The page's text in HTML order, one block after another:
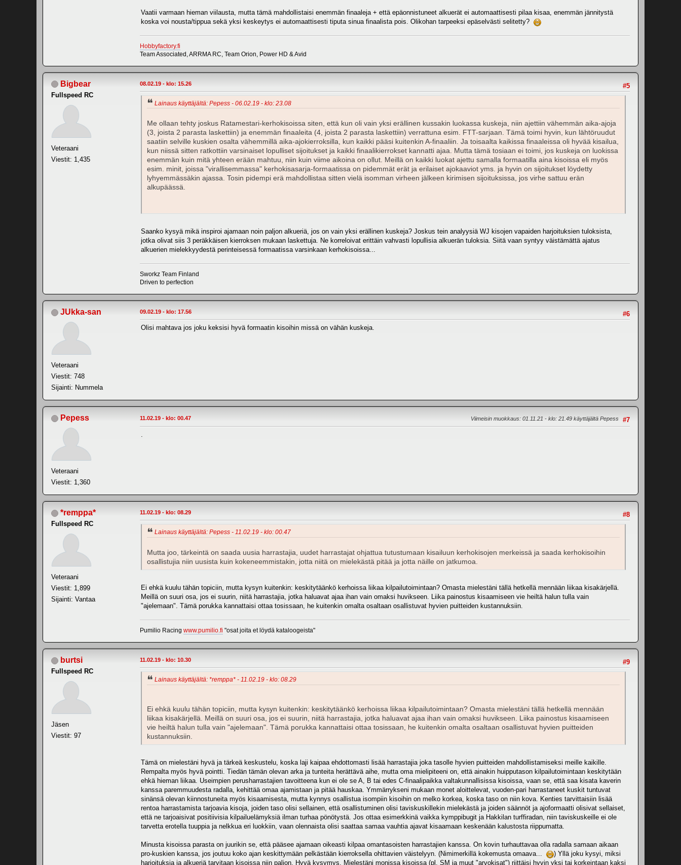
Vaatii varmaan hieman viilausta, mutta tämä mahdollistaisi enemmän finaaleja + että epäonnistuneet alkuerät ei automaattisesti pilaa kisaa, enemmän jännitystä
koska voi nousta/tippua sekä yksi keskeytys ei automaattisesti tiputa sinua finaalista pois. Olikohan tarpeeksi epäselvästi selitetty?
Hobbyfactory.fi
Team Associated, ARRMA RC, Team Orion, Power HD & Avid
Bigbear
Fullspeed RC
Veteraani
Viestit: 1,435
#5
08.02.19 - klo: 15.26
Lainaus käyttäjältä: Pepess - 06.02.19 - klo: 23.08
Me ollaan tehty joskus Ratamestari-kerhokisoissa siten, että kun oli vain yksi erällinen kussakin luokassa kuskeja, niin ajettiin vähemmän aika-ajoja
(3, joista 2 parasta laskettiin) ja enemmän finaaleita (4, joista 2 parasta laskettiin) verrattuna esim. FTT-sarjaan. Tämä toimi hyvin, kun lähtöruudut
saatiin selville kuskien osalta vähemmillä aika-ajokierroksilla, kun kaikki pääsi kuitenkin A-finaaliin. Ja toisaalta kaikissa finaaleissa oli hyvää kisailua,
kun niissä sitten ratkottiin varsinaiset lopulliset sijoitukset ja kaikki finaalikierrokset kannatti ajaa. Mutta tämä tosiaan ei toimi, jos kuskeja on luokissa
enemmän kuin mitä yhteen erään mahtuu, niin kuin viime aikoina on ollut. Meillä on kaikki luokat ajettu samalla formaatilla aina kisoissa eli myös
esim. minit, joissa "virallisemmassa" kerhokisasarja-formaatissa on pidemmät erät ja erilaiset ajokaaviot yms. ja hyvin on sijoitukset löydetty
lyhyemmässäkin ajassa. Tosin pidempi erä mahdollistaa sitten vielä isomman virheen jälkeen kirimisen sijoituksissa, jos virhe sattuu erän
alkupäässä.
Saanko kysyä mikä inspiroi ajamaan noin paljon alkueriä, jos on vain yksi erällinen kuskeja? Joskus tein analyysiä WJ kisojen vapaiden harjoituksien tuloksista,
jotka olivat siis 3 peräkkäisen kierroksen mukaan laskettuja. Ne korreloivat erittäin vahvasti lopullisia alkuerän tuloksia. Siitä vaan syntyy väistämättä ajatus
alkuerien mielekkyydestä perinteisessä formaatissa varsinkaan kerhokisoissa...
Sworkz Team Finland
Driven to perfection
JUkka-san
Veteraani
Viestit: 748
Sijainti: Nummela
#6
09.02.19 - klo: 17.56
Olisi mahtava jos joku keksisi hyvä formaatin kisoihin missä on vähän kuskeja.
Pepess
Veteraani
Viestit: 1,360
#7
11.02.19 - klo: 00.47 Viimeisin muokkaus: 01.11.21 - klo: 21.49 käyttäjältä Pepess
.
*remppa*
Fullspeed RC
Veteraani
Viestit: 1,899
Sijainti: Vantaa
#8
11.02.19 - klo: 08.29
Lainaus käyttäjältä: Pepess - 11.02.19 - klo: 00.47
Mutta joo, tärkeintä on saada uusia harrastajia, uudet harrastajat ohjattua tutustumaan kisailuun kerhokisojen merkeissä ja saada kerhokisoihin
osallistujia niin uusista kuin kokeneemmistakin, jotta niitä on mielekästä pitää ja jotta näille on jatkumoa.
Ei ehkä kuulu tähän topiciin, mutta kysyn kuitenkin: keskitytäänkö kerhoissa liikaa kilpailutoimintaan? Omasta mielestäni tällä hetkellä mennään liikaa kisakärjellä.
Meillä on suuri osa, jos ei suurin, niitä harrastajia, jotka haluavat ajaa ihan vain omaksi huvikseen. Liika painostus kisaamiseen vie heiltä halun tulla vain
"ajelemaan". Tämä porukka kannattaisi ottaa tosissaan, he kuitenkin omalta osaltaan osallistuvat hyvien puitteiden kustannuksiin.
Pumilio Racing www.pumilio.fi "osat joita et löydä kataloogeista"
burtsi
Fullspeed RC
Jäsen
Viestit: 97
#9
11.02.19 - klo: 10.30
Lainaus käyttäjältä: *remppa* - 11.02.19 - klo: 08.29
Ei ehkä kuulu tähän topiciin, mutta kysyn kuitenkin: keskitytäänkö kerhoissa liikaa kilpailutoimintaan? Omasta mielestäni tällä hetkellä mennään
liikaa kisakärjellä. Meillä on suuri osa, jos ei suurin, niitä harrastajia, jotka haluavat ajaa ihan vain omaksi huvikseen. Liika painostus kisaamiseen
vie heiltä halun tulla vain "ajelemaan". Tämä porukka kannattaisi ottaa tosissaan, he kuitenkin omalta osaltaan osallistuvat hyvien puitteiden
kustannuksiin.
Tämä on mielestäni hyvä ja tärkeä keskustelu, koska laji kaipaa ehdottomasti lisää harrastajia joka tasolle hyvien puitteiden mahdollistamiseksi meille kaikille.
Rempalta myös hyvä pointti. Tiedän tämän olevan arka ja tunteita herättävä aihe, mutta oma mielipiteeni on, että ainakin huipputason kilpailutoimintaan keskitytään
ehkä hieman liikaa. Useimpien perusharrastajien tavoitteena kun ei ole se A, B tai edes C-finaalipaikka valtakunnallisissa kisoissa, vaan se, että saa kisata kaverin
kanssa paremmuudesta radalla, kehittää omaa ajamistaan ja pitää hauskaa. Ymmärrykseni mukaan monet aloittelevat, vuoden-pari harrastaneet kuskit tuntuvat
sinänsä olevan kiinnostuneita myös kisaamisesta, mutta kynnys osallistua isompiin kisoihin on melko korkea, koska taso on niin kova. Kenties tarvittaisiin lisää
rentoa harrastamista tarjoavia kisoja, joiden taso olisi sellainen, että osallistuminen olisi taviskuskillekin mielekästä ja joiden säännöt ja ajoformaatti olisivat sellaiset,
että ne tarjoaisivat positiivisia kilpailuelämyksiä ilman turhaa pönötystä. Jos ottaa esimerkkinä vaikka kymppibugit ja Hakkilan turffiradan, niin taviskuskeille ei ole
tarvetta erotella tuuppia ja nelkkua eri luokkiin, vaan olennaista olisi saattaa samaa vauhtia ajavat kisaamaan keskenään kalustosta riippumatta.
Minusta kisoissa parasta on juurikin se, että pääsee ajamaan oikeasti kilpaa omantasoisten harrastajien kanssa. On kovin turhauttavaa olla radalla samaan aikaan
pro-kuskien kanssa, jos joutuu koko ajan keskittymään pelkästään kierroksella ohittavien väistelyyn. (Nimimerkillä kokemusta omaava...
) Yllä joku kysyi, miksi
harjoituksia ja alkueriä tarvitaan kisoissa niin paljon. Hyvä kysymys. Mielestäni monissa kisoissa (pl. SM ja muut "arvokisat") riittäisi hyvin yksi tai korkeintaan kaksi